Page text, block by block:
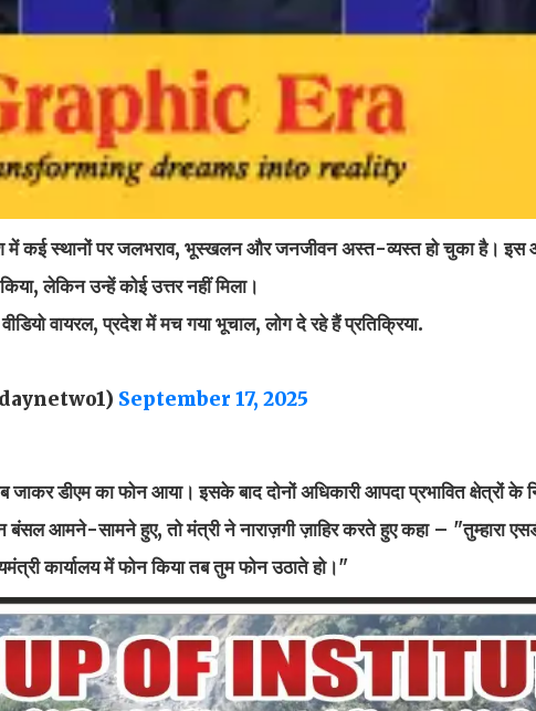
में कई स्थानों पर जलभराव, भूस्खलन और जनजीवन अस्त-व्यस्त हो चुका है। इस
लेकिन उन्हें कोई उत्तर नहीं मिला।
वायरल, प्रदेश में मच गया भूचाल, लोग दे रहे हैं प्रतिक्रिया.
September 17, 2025
जाकर डीएम का फोन आया। इसके बाद दोनों अधिकारी आपदा प्रभावित क्षेत्रों के
बंसल आमने-सामने हुए, तो मंत्री ने नाराज़गी ज़ाहिर करते हुए कहा – "तुम्हारा
कार्यालय में फोन किया तब तुम फोन उठाते हो।"